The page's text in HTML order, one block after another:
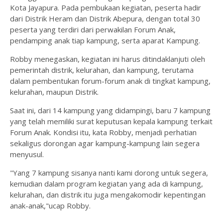
Kota Jayapura. Pada pembukaan kegiatan, peserta hadir
dari Distrik Heram dan Distrik Abepura, dengan total 30
peserta yang terdiri dari perwakilan Forum Anak,
pendamping anak tiap kampung, serta aparat Kampung.
Robby menegaskan, kegiatan ini harus ditindaklanjuti oleh
pemerintah distrik, kelurahan, dan kampung, terutama
dalam pembentukan forum-forum anak di tingkat kampung,
kelurahan, maupun Distrik.
Saat ini, dari 14 kampung yang didampingi, baru 7 kampung
yang telah memiliki surat keputusan kepala kampung terkait
Forum Anak. Kondisi itu, kata Robby, menjadi perhatian
sekaligus dorongan agar kampung-kampung lain segera
menyusul.
"Yang 7 kampung sisanya nanti kami dorong untuk segera,
kemudian dalam program kegiatan yang ada di kampung,
kelurahan, dan distrik itu juga mengakomodir kepentingan
anak-anak,"ucap Robby.